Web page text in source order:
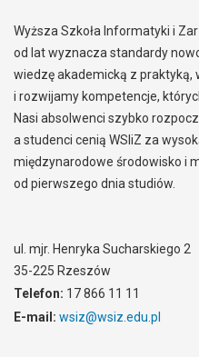
Wyższa Szkoła Informatyki i
od lat wyznacza standardy
wiedzę akademicką z praktyką,
i rozwijamy kompetencje,
Nasi absolwenci szybko
a studenci cenią WSIiZ za
międzynarodowe środowisko i
od pierwszego dnia studiów.
ul. mjr. Henryka Sucharskiego 2
35-225 Rzeszów
Telefon: 17 866 11 11
E-mail: wsiz@wsiz.edu.pl